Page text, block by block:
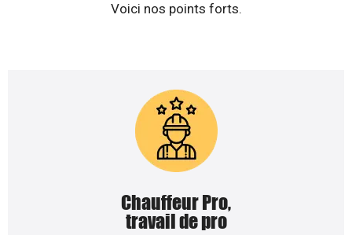
Voici nos points forts.
Chauffeur Pro,
travail de pro